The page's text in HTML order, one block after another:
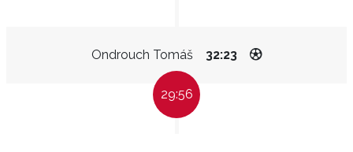
Ondrouch Tomáš 32:23
29:56